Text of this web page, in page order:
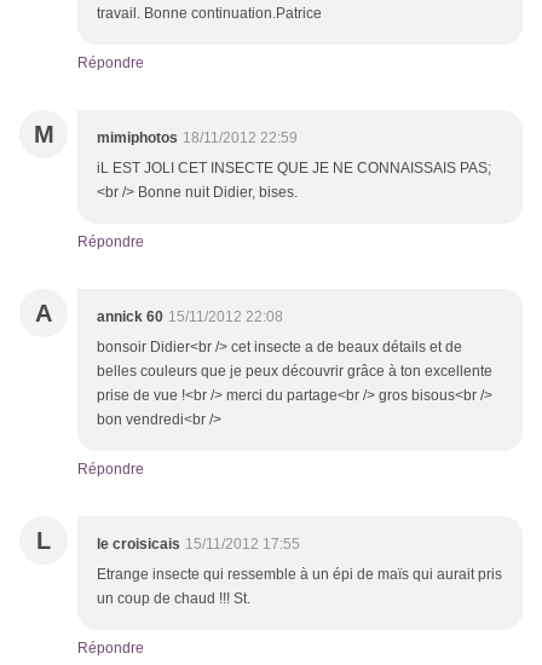
travail. Bonne continuation.Patrice
Répondre
M mimiphotos 18/11/2012 22:59
iL EST JOLI CET INSECTE QUE JE NE CONNAISSAIS PAS;
<br /> Bonne nuit Didier, bises.
Répondre
A annick 60 15/11/2012 22:08
bonsoir Didier<br /> cet insecte a de beaux détails et de
belles couleurs que je peux découvrir grâce à ton excellente
prise de vue !<br /> merci du partage<br /> gros bisous<br />
bon vendredi<br />
Répondre
L le croisicais 15/11/2012 17:55
Etrange insecte qui ressemble à un épi de maïs qui aurait pris
un coup de chaud !!! St.
Répondre